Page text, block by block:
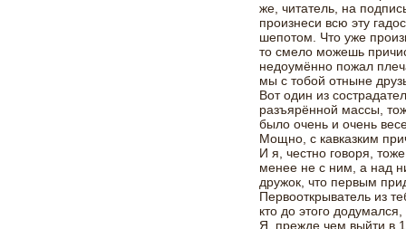
же, читатель, на
произнеси всю эту
шепотом. Что уже
то смело можешь
недоумённо пожал
мы с тобой отныне
Вот один из
разъярённой массы,
было очень и очень
Мощно, с кавказким
И я, честно говоря,
менее не с ним, а над
дружок, что первым
Первооткрыватель из
кто до этого
Я, прежде чем выйти в